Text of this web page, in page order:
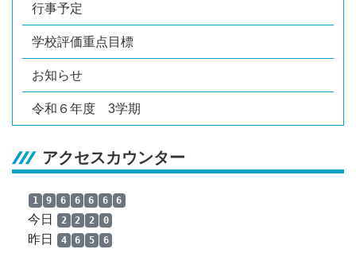
行事予定
学校評価重点目標
お知らせ
令和６年度 3学期
アクセスカウンター
1 9 6 6 6 6 6
今日 2 2 2 0
昨日 4 6 5 6